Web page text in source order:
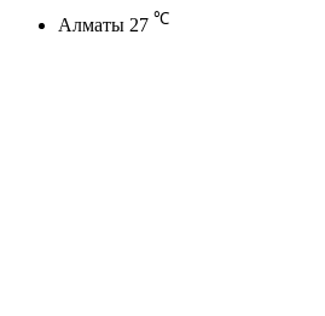
Алматы 27 ℃